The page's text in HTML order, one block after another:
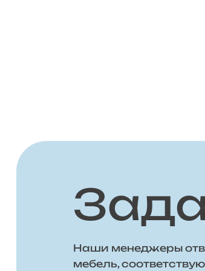
Наши менеджеры
мебель,